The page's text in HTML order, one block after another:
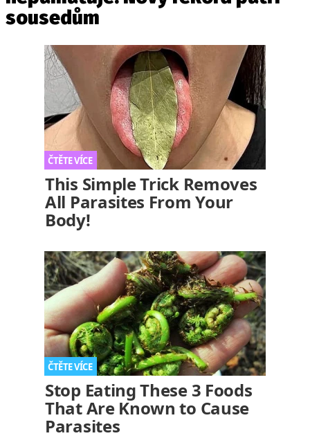
sousedům
This Simple Trick Removes
All Parasites From Your
Body!
Stop Eating These 3 Foods
That Are Known to Cause
Parasites